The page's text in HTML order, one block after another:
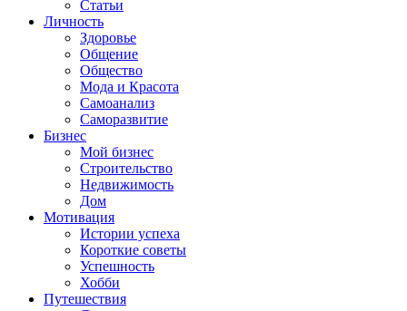
Статьи
Личность
Здоровье
Общение
Общество
Мода и Красота
Самоанализ
Саморазвитие
Бизнес
Мой бизнес
Строительство
Недвижимость
Дом
Мотивация
Истории успеха
Короткие советы
Успешность
Хобби
Путешествия